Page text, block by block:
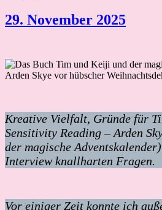
29. November 2025
Kreative Vielfalt, Gründe für
Sensitivity Reading – Arden
der magische
Interview knallharten Fragen.
Vor einiger Zeit konnte ich